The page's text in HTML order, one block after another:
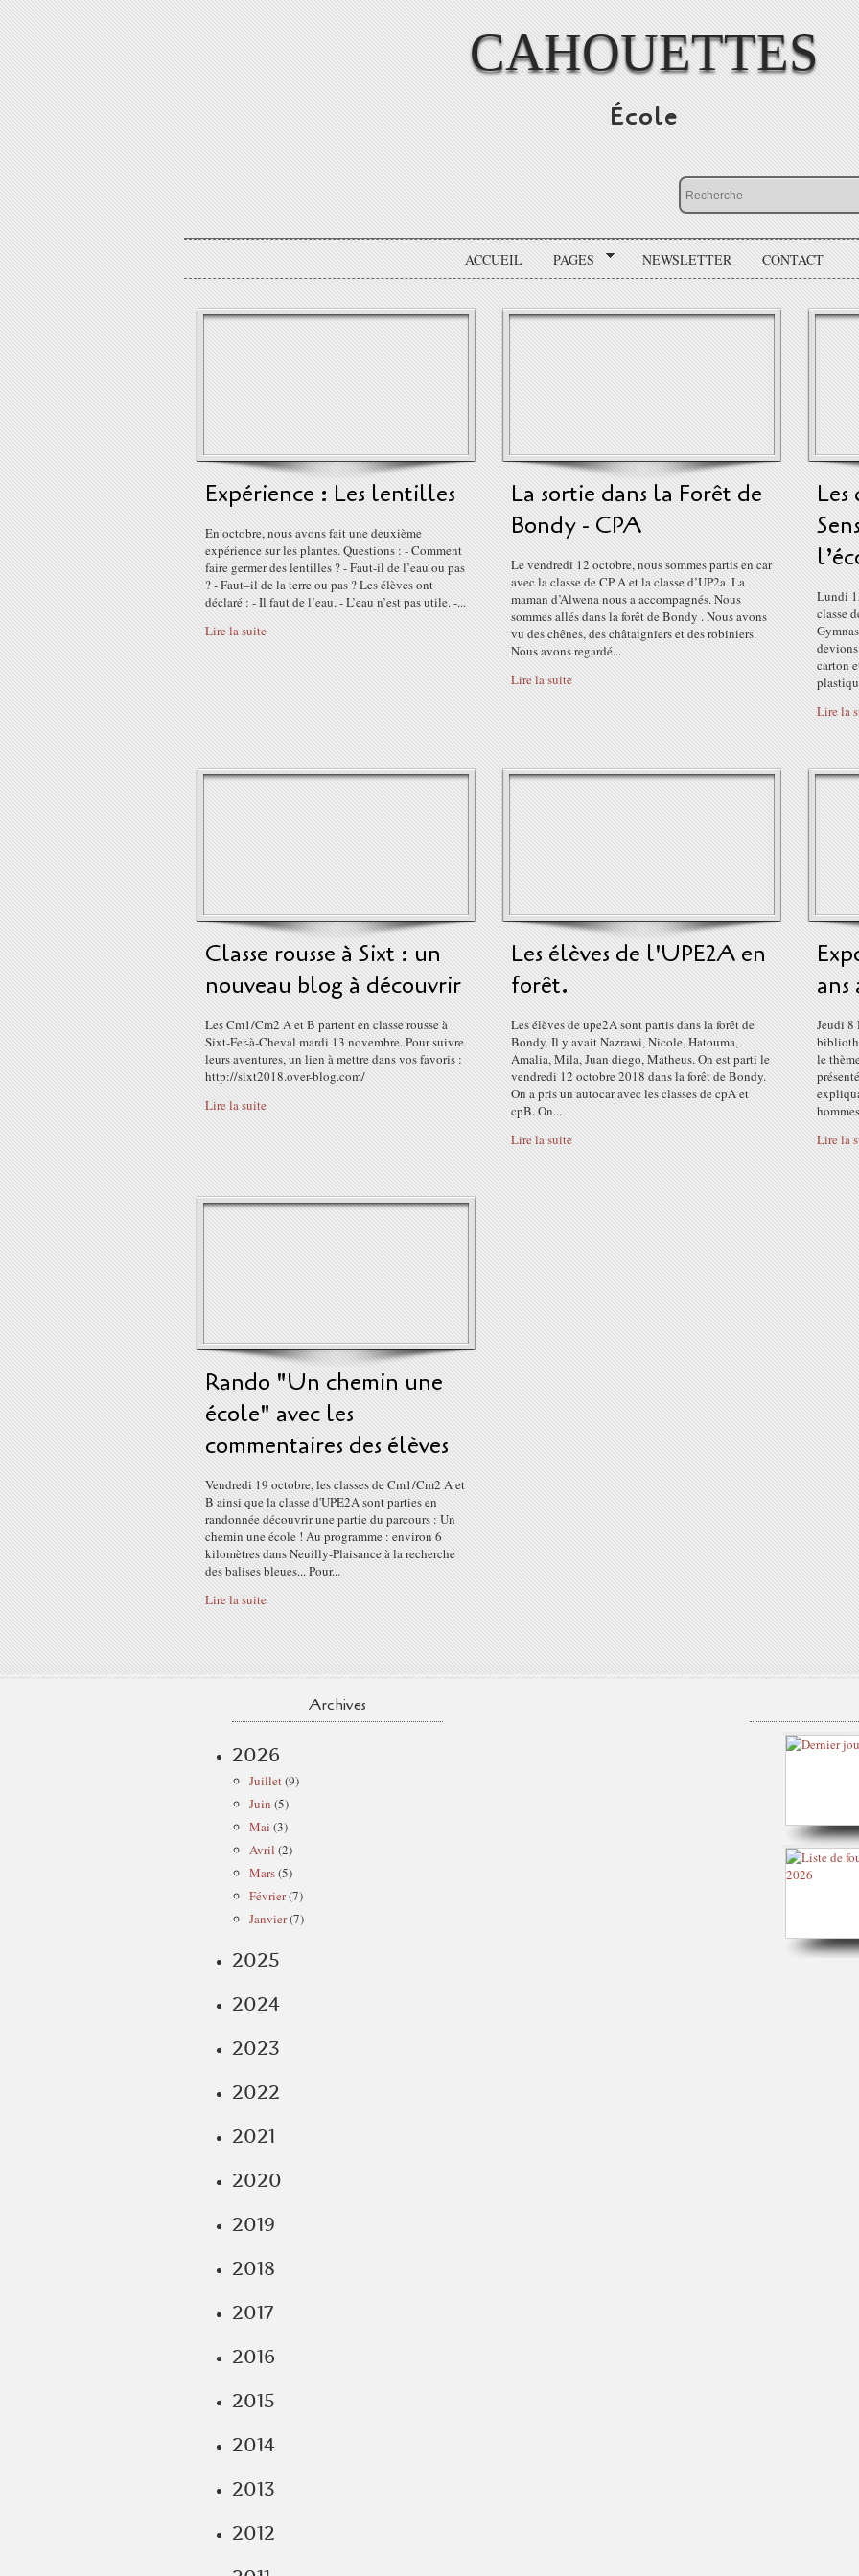
CAHOUETTES
École
ACCUEIL PAGES NEWSLETTER CONTACT
Expérience : Les lentilles
En octobre, nous avons fait une deuxième
expérience sur les plantes. Questions : - Comment
faire germer des lentilles ? - Faut-il de l’eau ou pas
? - Faut–il de la terre ou pas ? Les élèves ont
déclaré : - Il faut de l’eau. - L’eau n’est pas utile. -...
Lire la suite
La sortie dans la Forêt de
Bondy - CPA
Le vendredi 12 octobre, nous sommes partis en car
avec la classe de CP A et la classe d’UP2a. La
maman d’Alwena nous a accompagnés. Nous
sommes allés dans la forêt de Bondy . Nous avons
vu des chênes, des châtaigniers et des robiniers.
Nous avons regardé...
Lire la suite
Les
Lundi
classe
carton
Lire la
Classe rousse à Sixt : un
nouveau blog à découvrir
Les Cm1/Cm2 A et B partent en classe rousse à
Sixt-Fer-à-Cheval mardi 13 novembre. Pour suivre
leurs aventures, un lien à mettre dans vos favoris :
http://sixt2018.over-blog.com/
Lire la suite
Les élèves de l'UPE2A en
forêt.
Les élèves de upe2A sont partis dans la forêt de
Bondy. Il y avait Nazrawi, Nicole, Hatouma,
Amalia, Mila, Juan diego, Matheus. On est parti le
vendredi 12 octobre 2018 dans la forêt de Bondy.
On a pris un autocar avec les classes de cpA et
cpB. On...
Lire la suite
ans
Jeudi 8
le
Lire la
Rando "Un chemin une
école" avec les
commentaires des élèves
Vendredi 19 octobre, les classes de Cm1/Cm2 A et
B ainsi que la classe d'UPE2A sont parties en
randonnée découvrir une partie du parcours : Un
chemin une école ! Au programme : environ 6
kilomètres dans Neuilly-Plaisance à la recherche
des balises bleues... Pour...
Lire la suite
Archives
2026
Juillet(9)
Juin (5)
Mai (3)
Avril (2)
Mars(5)
Février(7)
Janvier(7)
2025
2024
2023
2022
2021
2020
2019
2018
2017
2016
2015
2014
2013
2012